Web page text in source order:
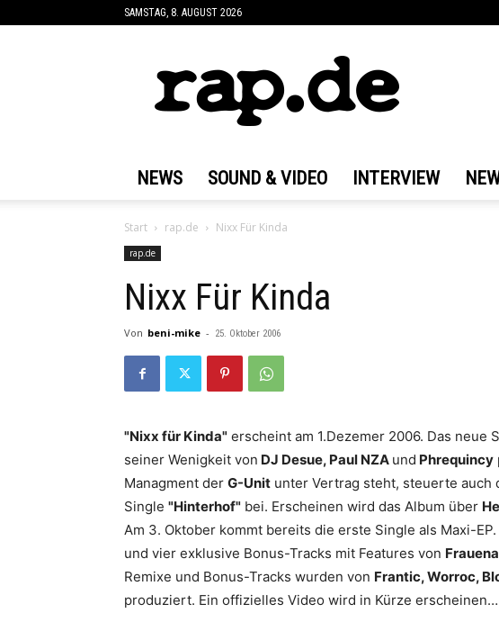
SAMSTAG, 8. AUGUST 2026
NEWS SOUND & VIDEO INTERVIEW
Start rap.de Nixx Für Kinda
rap.de
Nixx Für Kinda
Von beni-mike - 25. Oktober 2006
"Nixx für Kinda" erscheint am 1.Dezemer 2006. Das neue
seiner Wenigkeit von DJ Desue, Paul NZA und Phrequincy
Managment der G-Unit unter Vertrag steht, steuerte
Single "Hinterhof" bei. Erscheinen wird das Album über
Am 3. Oktober kommt bereits die erste Single als Maxi-
und vier exklusive Bonus-Tracks mit Features von
Remixe und Bonus-Tracks wurden von Frantic, Worroc,
produziert. Ein offizielles Video wird in Kürze erscheinen…